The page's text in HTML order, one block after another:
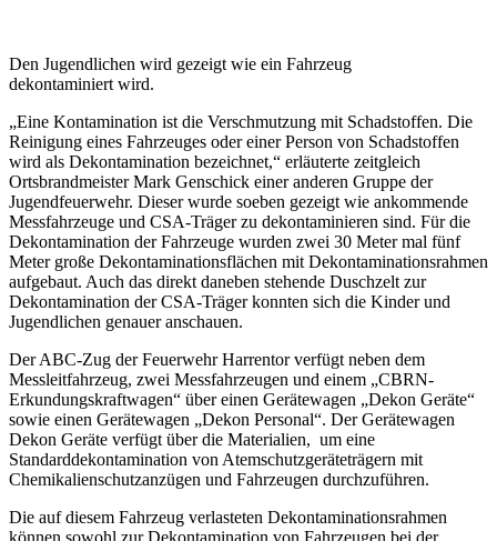
Den Jugendlichen wird gezeigt wie ein Fahrzeug
dekontaminiert wird.
„Eine Kontamination ist die Verschmutzung mit Schadstoffen. Die
Reinigung eines Fahrzeuges oder einer Person von Schadstoffen
wird als Dekontamination bezeichnet,“ erläuterte zeitgleich
Ortsbrandmeister Mark Genschick einer anderen Gruppe der
Jugendfeuerwehr. Dieser wurde soeben gezeigt wie ankommende
Messfahrzeuge und CSA-Träger zu dekontaminieren sind. Für die
Dekontamination der Fahrzeuge wurden zwei 30 Meter mal fünf
Meter große Dekontaminationsflächen mit Dekontaminationsrahmen
aufgebaut. Auch das direkt daneben stehende Duschzelt zur
Dekontamination der CSA-Träger konnten sich die Kinder und
Jugendlichen genauer anschauen.
Der ABC-Zug der Feuerwehr Harrentor verfügt neben dem
Messleitfahrzeug, zwei Messfahrzeugen und einem „CBRN-
Erkundungskraftwagen“ über einen Gerätewagen „Dekon Geräte“
sowie einen Gerätewagen „Dekon Personal“. Der Gerätewagen
Dekon Geräte verfügt über die Materialien, um eine
Standarddekontamination von Atemschutzgeräteträgern mit
Chemikalienschutzanzügen und Fahrzeugen durchzuführen.
Die auf diesem Fahrzeug verlasteten Dekontaminationsrahmen